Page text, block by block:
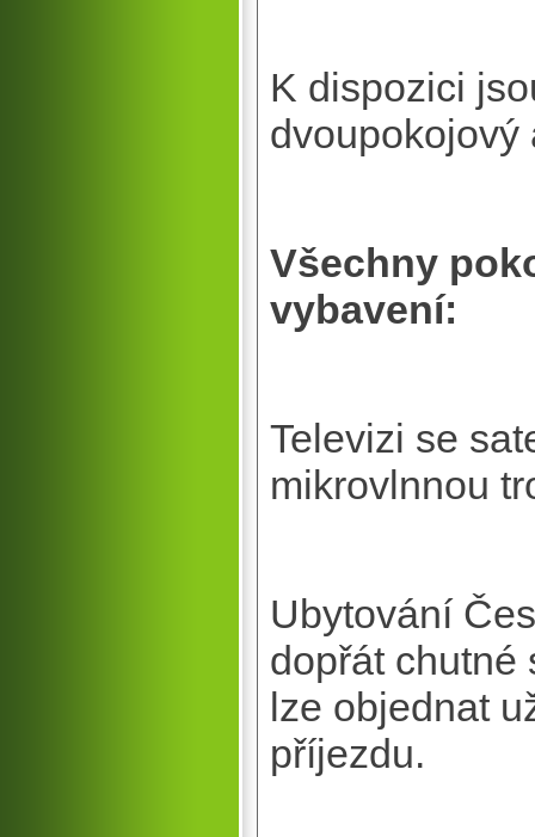
K dispozici
dvoupokojový
Všechny
vybavení:
Televizi se
mikrovlnnou
Ubytování
dopřát chutné
lze objednat
příjezdu.